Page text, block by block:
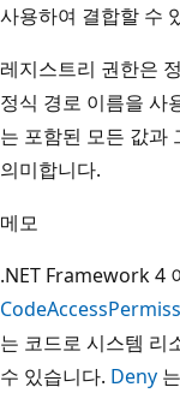
사용하여 결합할 수
레지스트리 권한은
정식 경로 이름을 사
는 포함된 모든 값과
의미합니다.
메모
.NET Framework 4
는 코드로 시스템 리
수 있습니다. Deny